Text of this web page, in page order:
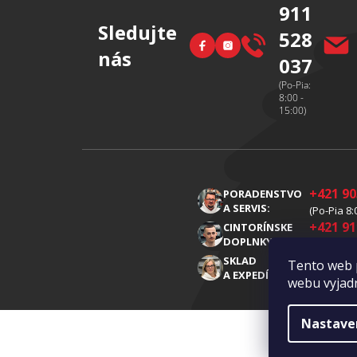
Tento web
webu
Sledujte
nás
FacebookInstagram
911
528
037
(Po-Pia:
8:00 -
15:00)
PORADENSTVO
A SERVIS:
+421
(Po-Pia
CINTORÍNSKE
DOPLNKY:
+421
SKLAD
A EXPEDÍCIA:
+421
(Po-Pia
. Všetky